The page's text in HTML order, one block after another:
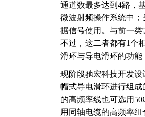
通道数最多达到4路，
微波射频操作系统中
据信号使用。与前一类
不过，这二者都有1个
滑环与导电滑环的功能
现阶段驰宏科技开发
帽式导电滑环进行组
的高频率线也可选用
用同轴电缆的高频率